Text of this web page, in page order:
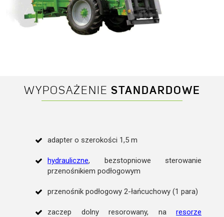
WYPOSAŻENIE STANDARDOWE
adapter o szerokości 1,5 m
hydrauliczne, bezstopniowe sterowanie
przenośnikiem podłogowym
przenośnik podłogowy 2-łańcuchowy (1 para)
zaczep dolny resorowany, na resorze